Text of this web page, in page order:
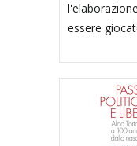
essere